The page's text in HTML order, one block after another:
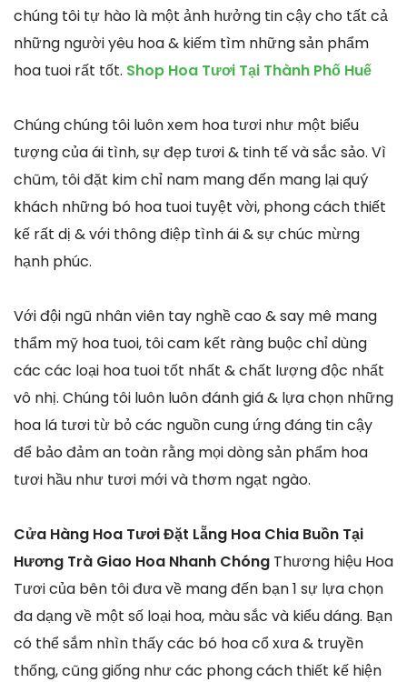
chúng tôi tự hào là một ảnh hưởng tin cậy cho tất cả
những người yêu hoa & kiếm tìm những sản phẩm
hoa tuoi rất tốt. Shop Hoa Tươi Tại Thành Phố Huế
Chúng chúng tôi luôn xem hoa tươi như một biểu
tượng của ái tình, sự đẹp tươi & tinh tế và sắc sảo. Vì
chũm, tôi đặt kim chỉ nam mang đến mang lại quý
khách những bó hoa tuoi tuyệt vời, phong cách thiết
kế rất dị & với thông điệp tình ái & sự chúc mừng
hạnh phúc.
Với đội ngũ nhân viên tay nghề cao & say mê mang
thẩm mỹ hoa tuoi, tôi cam kết ràng buộc chỉ dùng
các các loại hoa tuoi tốt nhất & chất lượng độc nhất
vô nhị. Chúng tôi luôn luôn đánh giá & lựa chọn những
hoa lá tươi từ bỏ các nguồn cung ứng đáng tin cậy
để bảo đảm an toàn rằng mọi dòng sản phẩm hoa
tươi hầu như tươi mới và thơm ngạt ngào.
Cửa Hàng Hoa Tươi Đặt Lẵng Hoa Chia Buồn Tại
Hương Trà Giao Hoa Nhanh Chóng Thương hiệu Hoa
Tươi của bên tôi đưa về mang đến bạn 1 sự lựa chọn
đa dạng về một số loại hoa, màu sắc và kiểu dáng. Bạn
có thể sắm nhìn thấy các bó hoa cổ xưa & truyền
thống, cũng giống như các phong cách thiết kế hiện